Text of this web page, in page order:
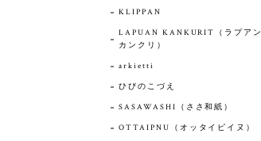
KLIPPAN
LAPUAN KANKURIT（ラプアン
カンクリ）
arkietti
ひびのこづえ
SASAWASHI（ささ和紙）
OTTAIPNU（オッタイピイヌ）